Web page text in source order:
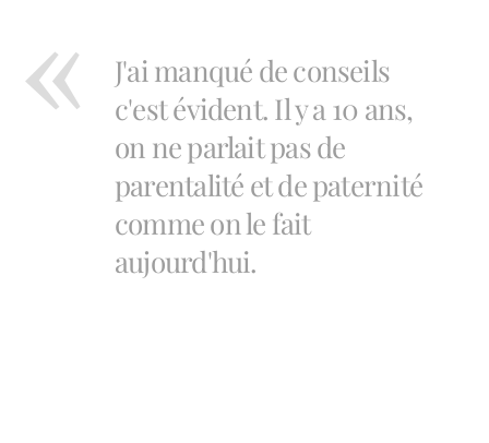
J'ai manqué de conseils
c'est évident. Il y a 10 ans,
on ne parlait pas de
parentalité et de paternité
comme on le fait
aujourd'hui.